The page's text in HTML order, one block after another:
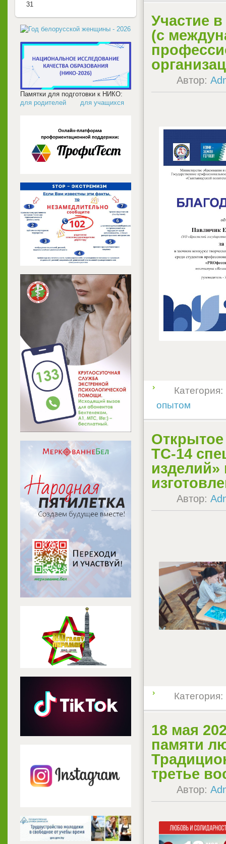
Участие
(с
Автор:
Категория:
опытом
Открытое
ТС-14
изделий»
Автор:
Категория:
18 мая
памяти
третье
Автор:
31
Памятки для подготовки к НИКО:
для родителей
для учащихся